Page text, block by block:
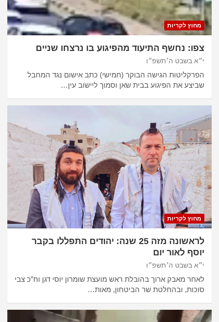
מחוץ לקריות
צפו: נחשף התיעוד מהפיגוע בו נרצחו שניים
י״א בשבט ה׳תשפ״ו
הפרקליטות הגישה הבוקר (חמישי) כתב אישום נגד המחבל
שביצע את הפיגוע בבית שאן וסמוך ליישוב עין…
מחוץ לקריות
לראשונה מזה 25 שנה: יהודים התפללו בקבר
יוסף לאור יום
י״א בשבט ה׳תשפ״ו
לאחר מאבק ארוך בהובלת ראש מועצת שומרון יוסי דגן וח”כ צבי
סוכות, ובהחלטת שר הביטחון, מאות…